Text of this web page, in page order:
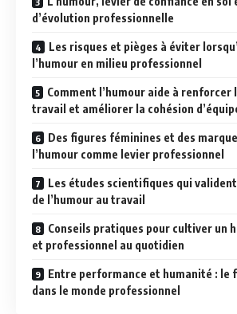
d’évolution professionnelle
Les risques et pièges à éviter
l’humour en milieu professionnel
Comment l’humour aide à renforcer
travail et améliorer la cohésion
Des figures féminines et des
l’humour comme levier professionnel
Les études scientifiques qui
de l’humour au travail
Conseils pratiques pour cultiver un
et professionnel au quotidien
Entre performance et humanité : le
dans le monde professionnel